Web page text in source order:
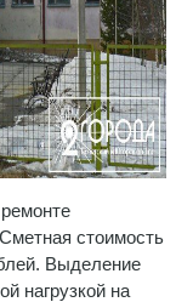
стоимость
Выделение
нагрузкой на